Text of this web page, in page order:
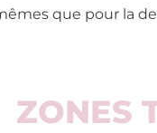
que pour la
ZONES